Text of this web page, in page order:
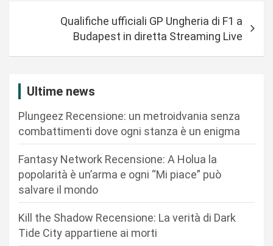
a
Qualifiche ufficiali GP Ungheria di F1 a
Budapest in diretta Streaming Live
Ultime news
Plungeez Recensione: un metroidvania senza
combattimenti dove ogni stanza è un enigma
Fantasy Network Recensione: A Holua la
popolarità è un’arma e ogni “Mi piace” può
salvare il mondo
Kill the Shadow Recensione: La verità di Dark
Tide City appartiene ai morti